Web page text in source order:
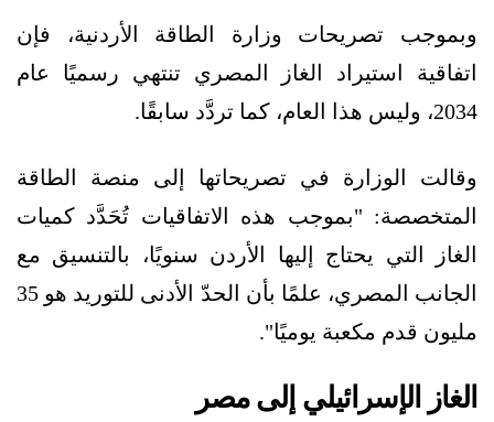
وبموجب تصريحات وزارة الطاقة الأردنية، فإن
اتفاقية استيراد الغاز المصري تنتهي رسميًا عام
2034، وليس هذا العام، كما تردَّد سابقًا.
وقالت الوزارة في تصريحاتها إلى منصة الطاقة
المتخصصة: "بموجب هذه الاتفاقيات تُحَدَّد كميات
الغاز التي يحتاج إليها الأردن سنويًا، بالتنسيق مع
الجانب المصري، علمًا بأن الحدّ الأدنى للتوريد هو 35
مليون قدم مكعبة يوميًا".
الغاز الإسرائيلي إلى مصر